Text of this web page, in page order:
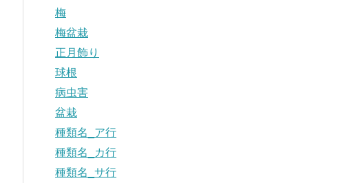
梅
梅盆栽
正月飾り
球根
病虫害
盆栽
種類名_ア行
種類名_カ行
種類名_サ行